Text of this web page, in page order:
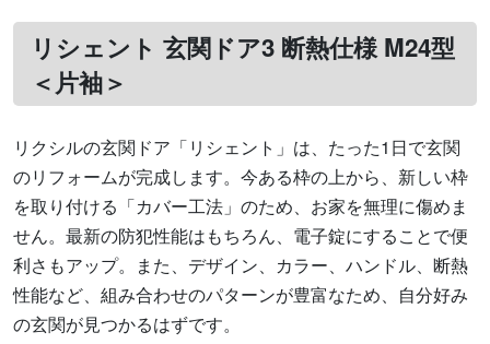
リシェント 玄関ドア3 断熱仕様 M24型
＜片袖＞
リクシルの玄関ドア「リシェント」は、たった1日で玄関
のリフォームが完成します。今ある枠の上から、新しい枠
を取り付ける「カバー工法」のため、お家を無理に傷めま
せん。最新の防犯性能はもちろん、電子錠にすることで便
利さもアップ。また、デザイン、カラー、ハンドル、断熱
性能など、組み合わせのパターンが豊富なため、自分好み
の玄関が見つかるはずです。